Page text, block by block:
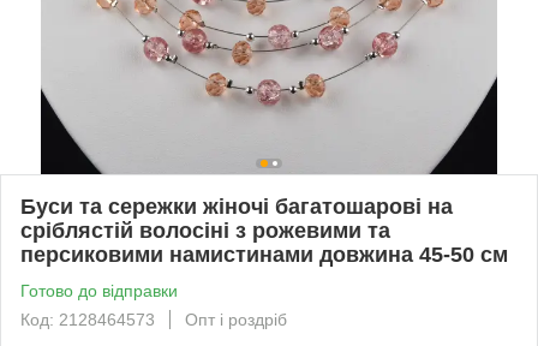
Буси та сережки жіночі багатошарові на
сріблястій волосіні з рожевими та
персиковими намистинами довжина 45-50 см
Готово до відправки
Код: 2128464573
Опт і роздріб